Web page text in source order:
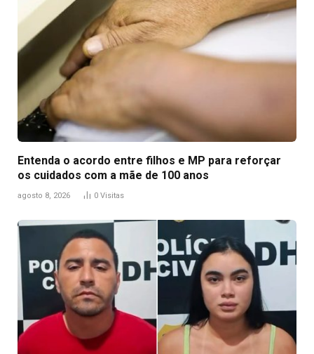
Entenda o acordo entre filhos e MP para reforçar
os cuidados com a mãe de 100 anos
agosto 8, 2026 0 Visitas